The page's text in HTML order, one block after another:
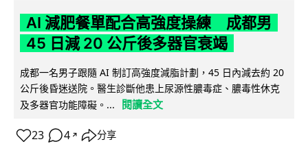
AI 減肥餐單配合高強度操練 成都男
45 日減 20 公斤後多器官衰竭
成都一名男子跟隨 AI 制訂高強度減脂計劃，45 日內減去約 20
公斤後昏迷送院。醫生診斷他患上尿源性膿毒症、膿毒性休克
及多器官功能障礙。...
閱讀全文
23 4 ↗ 分享